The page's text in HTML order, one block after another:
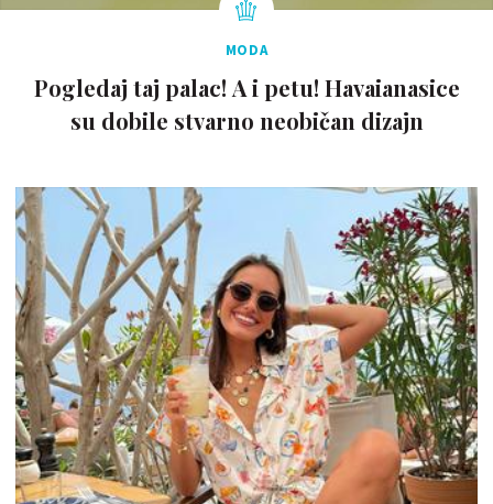
MODA
Pogledaj taj palac! A i petu! Havaianasice
su dobile stvarno neobičan dizajn